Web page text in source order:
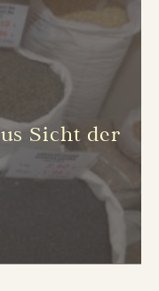
Sicht der